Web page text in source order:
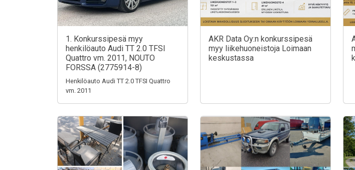
1. Konkurssipesä myy
henkilöauto Audi TT 2.0 TFSI
Quattro vm. 2011, NOUTO
FORSSA (2775914-8)
Henkilöauto Audi TT 2.0 TFSI Quattro
vm. 2011
AKR Data Oy:n konkurssipesä
myy liikehuoneistoja Loimaan
keskustassa